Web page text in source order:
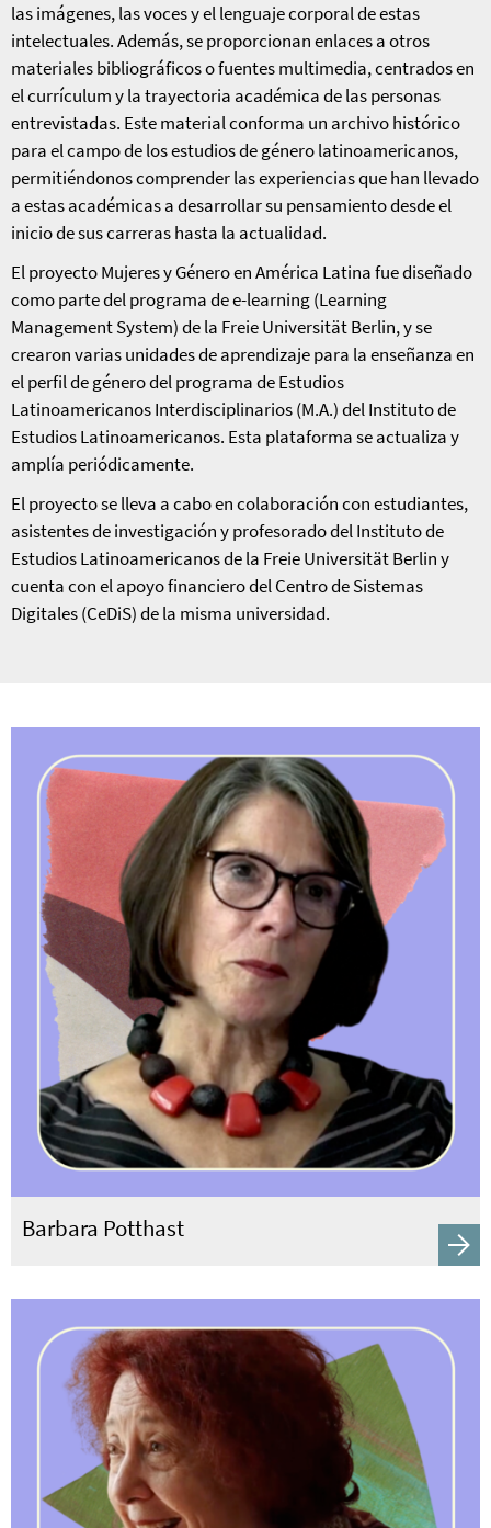
las imágenes, las voces y el lenguaje corporal de estas
intelectuales. Además, se proporcionan enlaces a otros
materiales bibliográficos o fuentes multimedia, centrados en
el currículum y la trayectoria académica de las personas
entrevistadas. Este material conforma un archivo histórico
para el campo de los estudios de género latinoamericanos,
permitiéndonos comprender las experiencias que han llevado
a estas académicas a desarrollar su pensamiento desde el
inicio de sus carreras hasta la actualidad.
El proyecto Mujeres y Género en América Latina fue diseñado
como parte del programa de e-learning (Learning
Management System) de la Freie Universität Berlin, y se
crearon varias unidades de aprendizaje para la enseñanza en
el perfil de género del programa de Estudios
Latinoamericanos Interdisciplinarios (M.A.) del Instituto de
Estudios Latinoamericanos. Esta plataforma se actualiza y
amplía periódicamente.
El proyecto se lleva a cabo en colaboración con estudiantes,
asistentes de investigación y profesorado del Instituto de
Estudios Latinoamericanos de la Freie Universität Berlin y
cuenta con el apoyo financiero del Centro de Sistemas
Digitales (CeDiS) de la misma universidad.
Barbara Potthast